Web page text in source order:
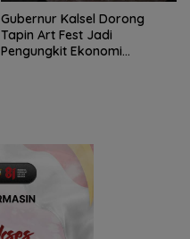
Gubernur Kalsel Dorong
Tapin Art Fest Jadi
Pengungkit Ekonomi